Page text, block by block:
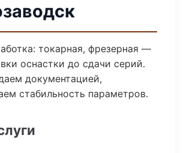
токарная, фрезерная —
оснастки до сдачи серий.
документацией,
стабильность параметров.